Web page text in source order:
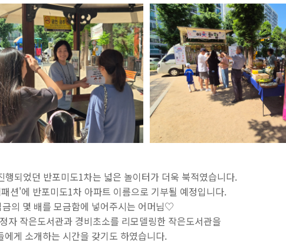
행되었던 반포미도1차는 넓은 놀이터가 더욱 북적였습니다.
션'에 반포미도1차 아파트 이름으로 기부될 예정입니다.
의 몇 배를 모금함에 넣어주시는 어머님♡
자 작은도서관과 경비초소를 리모델링한 작은도서관을
에게 소개하는 시간을 갖기도 하였습니다.